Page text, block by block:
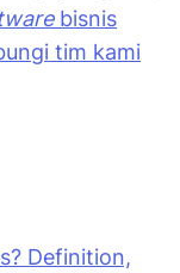
bisnis
tim kami
Definition,